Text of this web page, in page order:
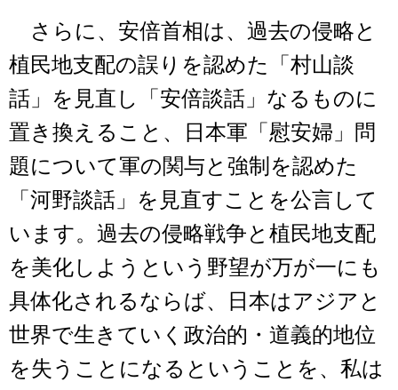
さらに、安倍首相は、過去の侵略と
植民地支配の誤りを認めた「村山談
話」を見直し「安倍談話」なるものに
置き換えること、日本軍「慰安婦」問
題について軍の関与と強制を認めた
「河野談話」を見直すことを公言して
います。過去の侵略戦争と植民地支配
を美化しようという野望が万が一にも
具体化されるならば、日本はアジアと
世界で生きていく政治的・道義的地位
を失うことになるということを、私は